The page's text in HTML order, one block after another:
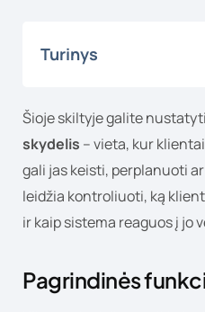
Turinys
Šioje skiltyje galite
skydelis – vieta, kur
gali jas keisti, perplanuoti
leidžia kontroliuoti, ką
ir kaip sistema reaguos į jo
Pagrindinės